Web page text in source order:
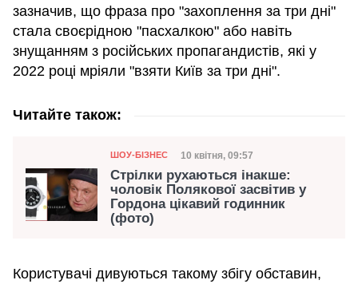
зазначив, що фраза про "захоплення за три дні"
стала своєрідною "пасхалкою" або навіть
знущанням з російських пропагандистів, які у
2022 році мріяли "взяти Київ за три дні".
Читайте також:
Категорія
ШОУ-БІЗНЕС Дата публікації
10 квітня, 09:57
Стрілки рухаються інакше:
чоловік Полякової засвітив у
Гордона цікавий годинник
(фото)
Користувачі дивуються такому збігу обставин,